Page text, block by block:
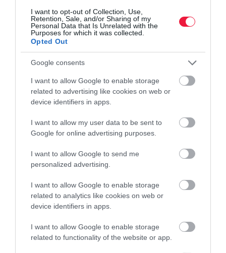
I want to opt-out of Collection, Use,
Retention, Sale, and/or Sharing of my
Personal Data that Is Unrelated with the
Purposes for which it was collected.
Opted Out
Google consents
I want to allow Google to enable storage
related to advertising like cookies on web or
device identifiers in apps.
I want to allow my user data to be sent to
Google for online advertising purposes.
I want to allow Google to send me
personalized advertising.
I want to allow Google to enable storage
related to analytics like cookies on web or
device identifiers in apps.
I want to allow Google to enable storage
related to functionality of the website or app.
Központi…